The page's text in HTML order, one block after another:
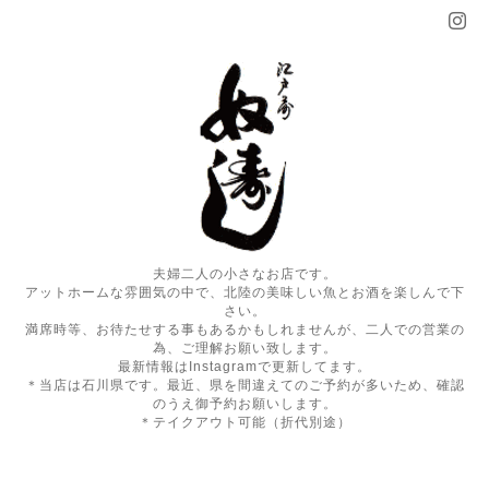
夫婦二人の小さなお店です。
アットホームな雰囲気の中で、北陸の美味しい魚とお酒を楽しんで下
さい。
満席時等、お待たせする事もあるかもしれませんが、二人での営業の
為、ご理解お願い致します。
最新情報はInstagramで更新してます。
＊当店は石川県です。最近、県を間違えてのご予約が多いため、確認
のうえ御予約お願いします。
＊テイクアウト可能（折代別途）